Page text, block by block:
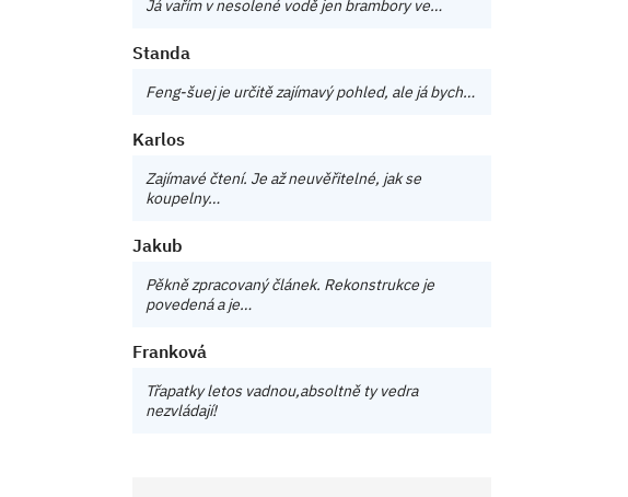
Já vařím v nesolené vodě jen brambory ve…
Standa
Feng-šuej je určitě zajímavý pohled, ale já bych…
Karlos
Zajímavé čtení. Je až neuvěřitelné, jak se
koupelny…
Jakub
Pěkně zpracovaný článek. Rekonstrukce je
povedená a je…
Franková
Třapatky letos vadnou,absoltně ty vedra
nezvládají!